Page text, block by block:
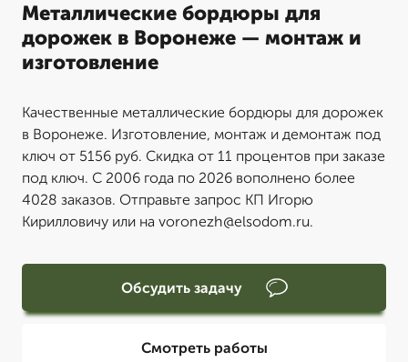
Металлические бордюры для
дорожек в Воронеже — монтаж и
изготовление
Качественные металлические бордюры для дорожек
в Воронеже. Изготовление, монтаж и демонтаж под
ключ от 5156 руб. Скидка от 11 процентов при заказе
под ключ. С 2006 года по 2026 вополнено более
4028 заказов. Отправьте запрос КП Игорю
Кирилловичу или на voronezh@elsodom.ru.
Обсудить задачу
Смотреть работы